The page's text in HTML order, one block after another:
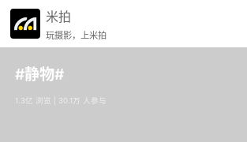
米拍
玩摄影，上米拍
#静物#
1.3亿 浏览 | 30.1万 人参与